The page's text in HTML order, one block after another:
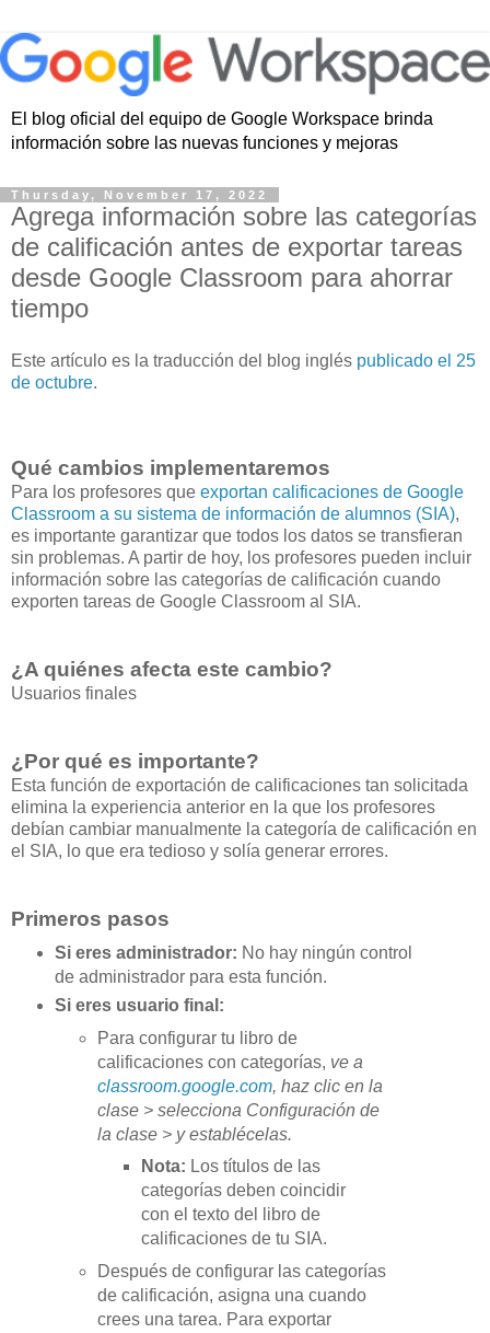
El blog oficial del equipo de Google Workspace brinda
información sobre las nuevas funciones y mejoras
Thursday, November 17, 2022
Agrega información sobre las categorías
de calificación antes de exportar tareas
desde Google Classroom para ahorrar
tiempo
Este artículo es la traducción del blog inglés publicado el 25
de octubre.
Qué cambios implementaremos
Para los profesores que exportan calificaciones de Google
Classroom a su sistema de información de alumnos (SIA),
es importante garantizar que todos los datos se transfieran
sin problemas. A partir de hoy, los profesores pueden incluir
información sobre las categorías de calificación cuando
exporten tareas de Google Classroom al SIA.
¿A quiénes afecta este cambio?
Usuarios finales
¿Por qué es importante?
Esta función de exportación de calificaciones tan solicitada
elimina la experiencia anterior en la que los profesores
debían cambiar manualmente la categoría de calificación en
el SIA, lo que era tedioso y solía generar errores.
Primeros pasos
Si eres administrador: No hay ningún control
de administrador para esta función.
Si eres usuario final:
Para configurar tu libro de
calificaciones con categorías, ve a
classroom.google.com, haz clic en la
clase > selecciona Configuración de
la clase > y establécelas.
Nota: Los títulos de las
categorías deben coincidir
con el texto del libro de
calificaciones de tu SIA.
Después de configurar las categorías
de calificación, asigna una cuando
crees una tarea. Para exportar